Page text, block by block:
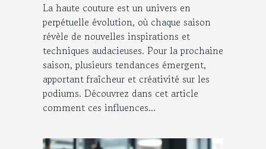
La haute couture est un univers en
perpétuelle évolution, où chaque saison
révèle de nouvelles inspirations et
techniques audacieuses. Pour la prochaine
saison, plusieurs tendances émergent,
apportant fraîcheur et créativité sur les
podiums. Découvrez dans cet article
comment ces influences...